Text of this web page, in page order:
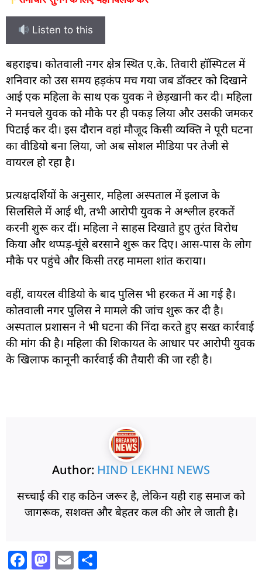
Listen to this
बहराइच। कोतवाली नगर क्षेत्र स्थित ए.के. तिवारी हॉस्पिटल में
शनिवार को उस समय हड़कंप मच गया जब डॉक्टर को दिखाने
आई एक महिला के साथ एक युवक ने छेड़खानी कर दी। महिला
ने मनचले युवक को मौके पर ही पकड़ लिया और उसकी जमकर
पिटाई कर दी। इस दौरान वहां मौजूद किसी व्यक्ति ने पूरी घटना
का वीडियो बना लिया, जो अब सोशल मीडिया पर तेजी से
वायरल हो रहा है।
प्रत्यक्षदर्शियों के अनुसार, महिला अस्पताल में इलाज के
सिलसिले में आई थी, तभी आरोपी युवक ने अश्लील हरकतें
करनी शुरू कर दीं। महिला ने साहस दिखाते हुए तुरंत विरोध
किया और थप्पड़-घूंसे बरसाने शुरू कर दिए। आस-पास के लोग
मौके पर पहुंचे और किसी तरह मामला शांत कराया।
वहीं, वायरल वीडियो के बाद पुलिस भी हरकत में आ गई है।
कोतवाली नगर पुलिस ने मामले की जांच शुरू कर दी है।
अस्पताल प्रशासन ने भी घटना की निंदा करते हुए सख्त कार्रवाई
की मांग की है। महिला की शिकायत के आधार पर आरोपी युवक
के खिलाफ कानूनी कार्रवाई की तैयारी की जा रही है।
Author: HIND LEKHNI NEWS
सच्चाई की राह कठिन जरूर है, लेकिन यही राह समाज को
जागरूक, सशक्त और बेहतर कल की ओर ले जाती है।
F M E